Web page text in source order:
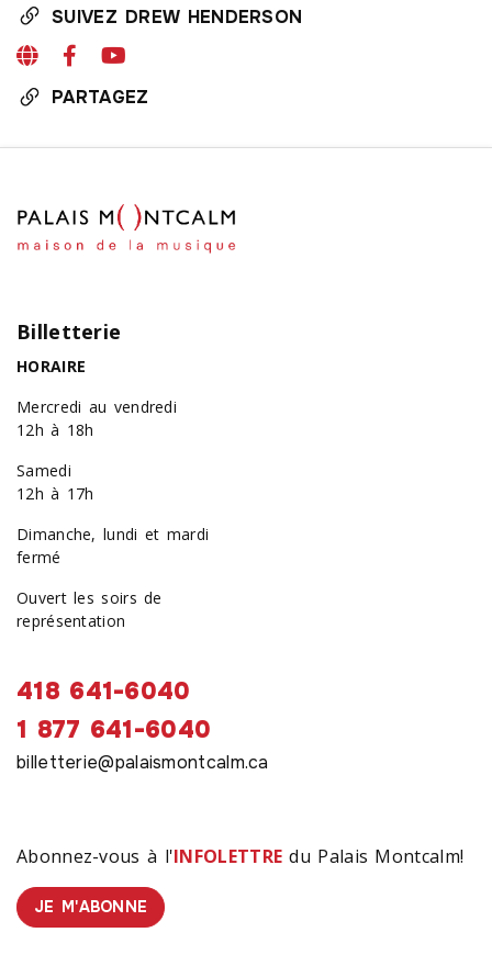
SUIVEZ DREW HENDERSON
PARTAGEZ
Abonnez-vous à l'INFOLETTRE du Palais Montcalm!
JE M'ABONNE
Billetterie
HORAIRE
Mercredi au vendredi
12h à 18h
Samedi
12h à 17h
Dimanche, lundi et mardi
fermé
Ouvert les soirs de
représentation
418 641-6040
1 877 641-6040
billetterie@palaismontcalm.ca